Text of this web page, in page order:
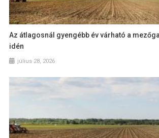
Az átlagosnál gyengébb év várható a
idén
július 28, 2026